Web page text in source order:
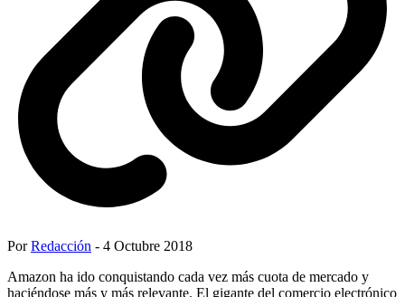
PorRedacción - 4 Octubre 2018
Amazon ha ido conquistando cada vez más cuota de mercado y
haciéndose más y más relevante. El gigante del comercio electrónico